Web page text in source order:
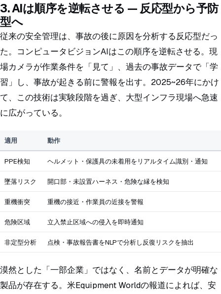
3. AIは順序を逆転させる — 反応型から予防
型へ
従来の安全管理は、事故の後に原因を分析する反応型だっ
た。コンピュータビジョンAIはこの順序を逆転させる。現
場カメラが作業条件を「見て」、過去の事故データで「学
習」し、事故が起きる前に警報を出す。2025~26年にかけ
て、この技術は実験段階を過ぎ、大型インフラ現場へ急速
に広がっている。
適用 動作
PPE検知 ヘルメット・保護具の未着用をリアルタイム識別・通知
墜落リスク 開口部・未設置ハーネス・危険な縁を検知
重機衝突 重機の接近・作業員の近接を警報
危険区域 立入禁止区域への侵入を即時通知
非定型分析 点検・事故報告書をNLPで分析し反復リスクを抽出
漠然とした「一部企業」ではなく、名前とデータが明確な
製品が存在する。米Equipment Worldの報道によれば、安